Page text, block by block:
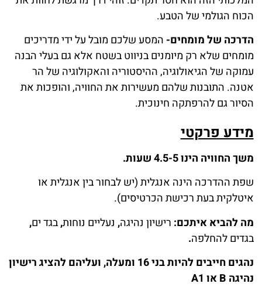
הכוח הגולמי של הטבע.
הדרכה של מומחים- המסע שלכם מובל על ידי מדריכים
מומחים שלא רק מיומנים בניווט בשטח אלא גם בעלי הבנה
עמוקה של הגיאולוגיה, ההיסטוריה והאקולוגיה של הר
אטנה. התובנות שלהם מעשירות את החוויה, והופכות את
הסיור גם להרפתקה חינוכית.
מידע פרקטי
משך החוויה הינו 4.5-5 שעות.
שפת ההדרכה הינה אנגלית (יש לבחור בין אנגלית או
איטלקית בעת רכישת הכרטיסים).
מה להביא איתכם: רישיון נהיגה, נעליים נוחות,בגד ים,
בגדים להחלפה.
נהגים חייבים להיות בני 16 ומעלה, ועליהם להציג רישיון
נהיגה B או A1